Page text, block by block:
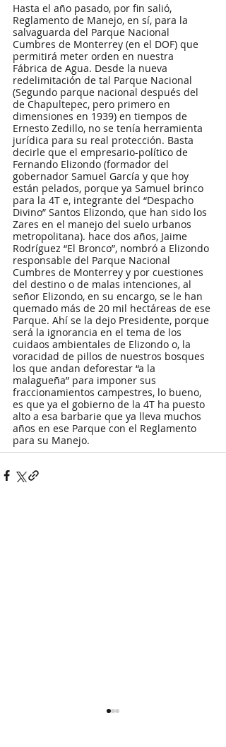
Hasta el año pasado, por fin salió,
Reglamento de Manejo, en sí, para la
salvaguarda del Parque Nacional
Cumbres de Monterrey (en el DOF) que
permitirá meter orden en nuestra
Fábrica de Agua. Desde la nueva
redelimitación de tal Parque Nacional
(Segundo parque nacional después del
de Chapultepec, pero primero en
dimensiones en 1939) en tiempos de
Ernesto Zedillo, no se tenía herramienta
jurídica para su real protección. Basta
decirle que el empresario-político de
Fernando Elizondo (formador del
gobernador Samuel García y que hoy
están pelados, porque ya Samuel brinco
para la 4T e, integrante del “Despacho
Divino” Santos Elizondo, que han sido los
Zares en el manejo del suelo urbanos
metropolitana). hace dos años, Jaime
Rodríguez “El Bronco”, nombró a Elizondo
responsable del Parque Nacional
Cumbres de Monterrey y por cuestiones
del destino o de malas intenciones, al
señor Elizondo, en su encargo, se le han
quemado más de 20 mil hectáreas de ese
Parque. Ahí se la dejo Presidente, porque
será la ignorancia en el tema de los
cuidaos ambientales de Elizondo o, la
voracidad de pillos de nuestros bosques
los que andan deforestar “a la
malagueña” para imponer sus
fraccionamientos campestres, lo bueno,
es que ya el gobierno de la 4T ha puesto
alto a esa barbarie que ya lleva muchos
años en ese Parque con el Reglamento
para su Manejo.